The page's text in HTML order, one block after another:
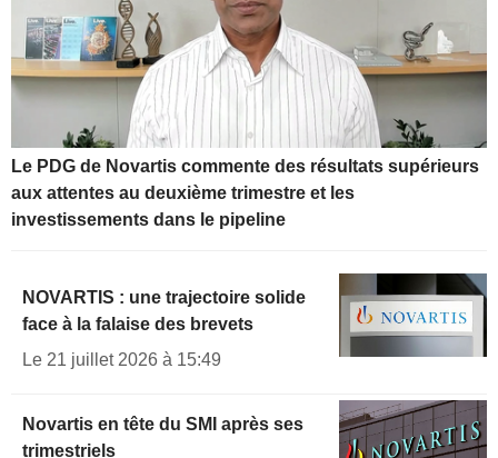
Le PDG de Novartis commente des résultats supérieurs
aux attentes au deuxième trimestre et les
investissements dans le pipeline
NOVARTIS : une trajectoire solide
face à la falaise des brevets
Le 21 juillet 2026 à 15:49
Novartis en tête du SMI après ses
trimestriels